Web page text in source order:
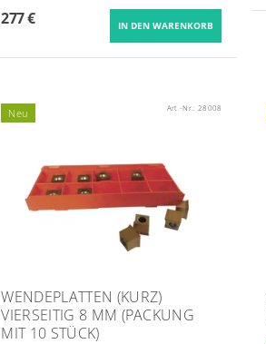
277 €
Neu Art.-Nr.: 28008
WENDEPLATTEN (KURZ)
VIERSEITIG 8 MM (PACKUNG
MIT 10 STÜCK)